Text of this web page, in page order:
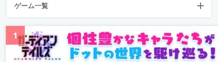
ゲーム一覧
1